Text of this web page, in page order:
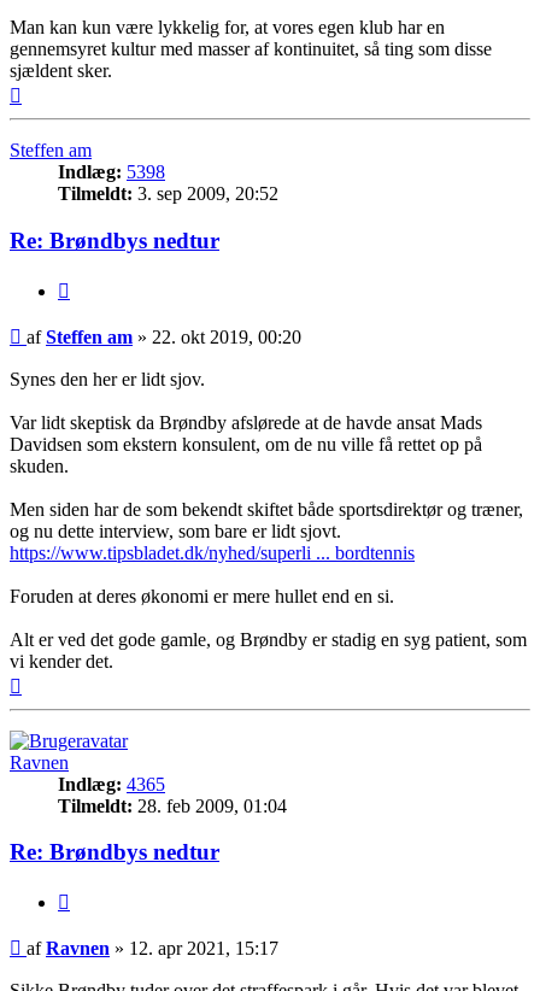
Man kan kun være lykkelig for, at vores egen klub har en
gennemsyret kultur med masser af kontinuitet, så ting som disse
sjældent sker.
Steffen am
Indlæg: 5398
Tilmeldt: 3. sep 2009, 20:52
Re: Brøndbys nedtur
Indlæg
afSteffen am » 22. okt 2019, 00:20
Synes den her er lidt sjov.
Var lidt skeptisk da Brøndby afslørede at de havde ansat Mads
Davidsen som ekstern konsulent, om de nu ville få rettet op på
skuden.
Men siden har de som bekendt skiftet både sportsdirektør og træner,
og nu dette interview, som bare er lidt sjovt.
https://www.tipsbladet.dk/nyhed/superli ... bordtennis
Foruden at deres økonomi er mere hullet end en si.
Alt er ved det gode gamle, og Brøndby er stadig en syg patient, som
vi kender det.
Ravnen
Indlæg: 4365
Tilmeldt: 28. feb 2009, 01:04
Re: Brøndbys nedtur
Indlæg
afRavnen » 12. apr 2021, 15:17